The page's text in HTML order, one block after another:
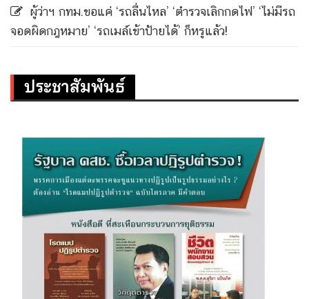
ผู้ว่าฯ กทม.ขอแค่ ‘รถลื่นไหล’ ‘ตำรวจเลิกกดไฟ’ ‘ไม่มีรถ
จอดผิดกฎหมาย’ ‘รถเมล์เข้าป้ายได้’ ก็หรูแล้ว!
ประชาสัมพันธ์